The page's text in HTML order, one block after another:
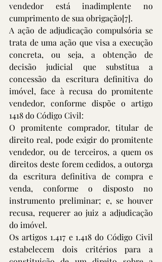
vendedor está inadimplente no
cumprimento de sua obrigação[7].
A ação de adjudicação compulsória se
trata de uma ação que visa a execução
concreta, ou seja, a obtenção de
decisão judicial que substitua a
concessão da escritura definitiva do
imóvel, face à recusa do promitente
vendedor, conforme dispõe o artigo
1418 do Código Civil:
O promitente comprador, titular de
direito real, pode exigir do promitente
vendedor, ou de terceiros, a quem os
direitos deste forem cedidos, a outorga
da escritura definitiva de compra e
venda, conforme o disposto no
instrumento preliminar; e, se houver
recusa, requerer ao juiz a adjudicação
do imóvel.
Os artigos 1.417 e 1.418 do Código Civil
estabelecem dois critérios para a